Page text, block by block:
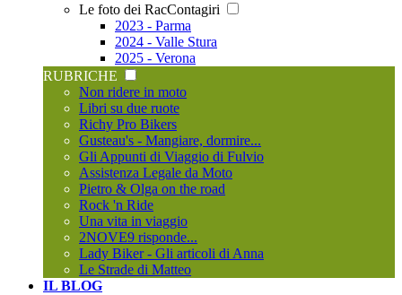
Le foto dei RacContagiri
2023 - Parma
2024 - Valle Stura
2025 - Verona
RUBRICHE
Non ridere in moto
Libri su due ruote
Richy Pro Bikers
Gusteau's - Mangiare, dormire...
Gli Appunti di Viaggio di Fulvio
Assistenza Legale da Moto
Pietro & Olga on the road
Rock 'n Ride
Una vita in viaggio
2NOVE9 risponde...
Lady Biker - Gli articoli di Anna
Le Strade di Matteo
IL BLOG